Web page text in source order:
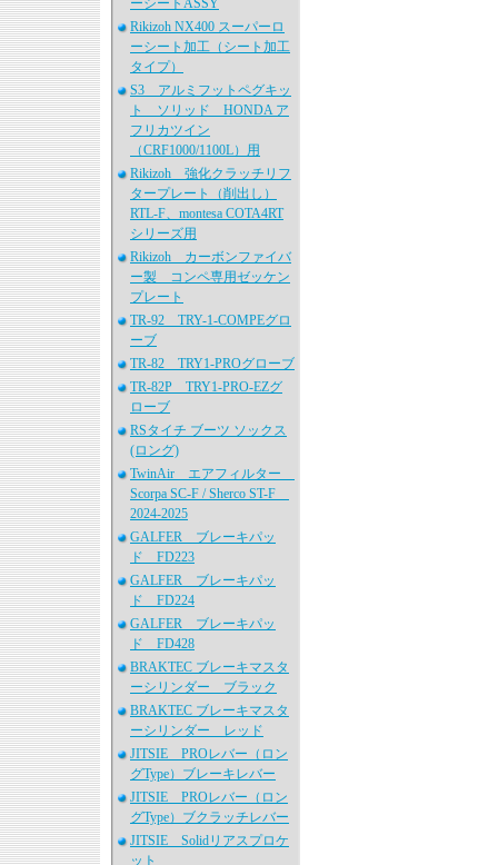
ーシートASSY
Rikizoh NX400 スーパーロ
ーシート加工（シート加工
タイプ）
S3 アルミフットペグキッ
ト ソリッド HONDA ア
フリカツイン
（CRF1000/1100L）用
Rikizoh 強化クラッチリフ
タープレート（削出し）
RTL-F、montesa COTA4RT
シリーズ用
Rikizoh カーボンファイバ
ー製 コンペ専用ゼッケン
プレート
TR-92 TRY-1-COMPEグロ
ーブ
TR-82 TRY1-PROグローブ
TR-82P TRY1-PRO-EZグ
ローブ
RSタイチ ブーツ ソックス
(ロング)
TwinAir エアフィルター
Scorpa SC-F / Sherco ST-F
2024-2025
GALFER ブレーキパッ
ド FD223
GALFER ブレーキパッ
ド FD224
GALFER ブレーキパッ
ド FD428
BRAKTEC ブレーキマスタ
ーシリンダー ブラック
BRAKTEC ブレーキマスタ
ーシリンダー レッド
JITSIE PROレバー（ロン
グType）ブレーキレバー
JITSIE PROレバー（ロン
グType）ブクラッチレバー
JITSIE Solidリアスプロケ
ット